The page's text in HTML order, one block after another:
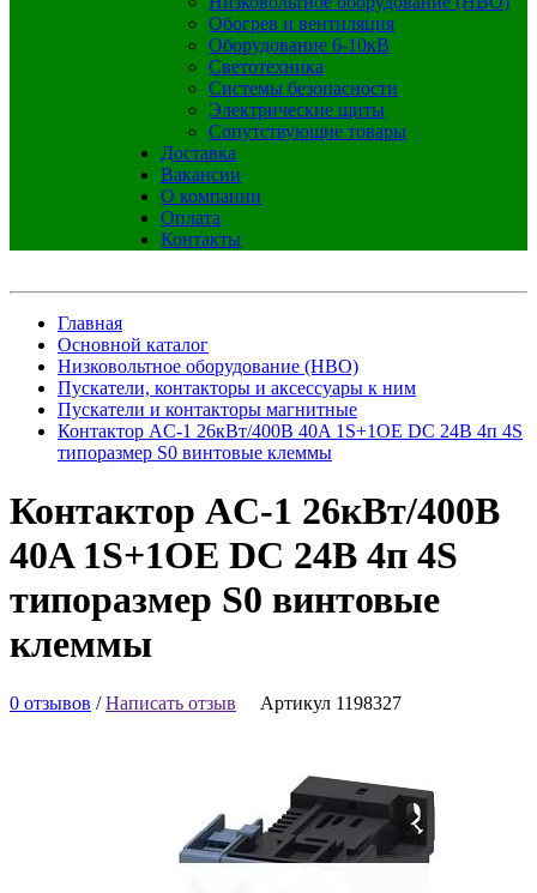
Обогрев и вентиляция
Оборудование 6-10кВ
Светотехника
Системы безопасности
Электрические щиты
Сопутствующие товары
Доставка
Вакансии
О компании
Оплата
Контакты
Главная
Основной каталог
Низковольтное оборудование (НВО)
Пускатели, контакторы и аксессуары к ним
Пускатели и контакторы магнитные
Контактор AC-1 26кВт/400В 40A 1S+1OE DC 24В 4п 4S
типоразмер S0 винтовые клеммы
Контактор AC-1 26кВт/400В
40A 1S+1OE DC 24В 4п 4S
типоразмер S0 винтовые
клеммы
0 отзывов /Написать отзыв Артикул 1198327